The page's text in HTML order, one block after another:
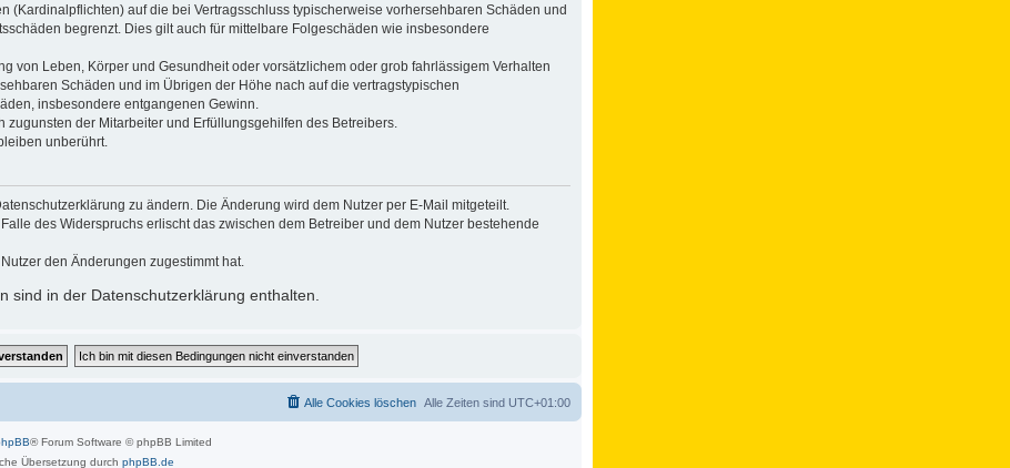
(Kardinalpflichten) auf die bei Vertragsschluss typischerweise vorhersehbaren Schäden und
begrenzt. Dies gilt auch für mittelbare Folgeschäden wie insbesondere
von Leben, Körper und Gesundheit oder vorsätzlichem oder grob fahrlässigem Verhalten
Schäden und im Übrigen der Höhe nach auf die vertragstypischen
insbesondere entgangenen Gewinn.
der Mitarbeiter und Erfüllungsgehilfen des Betreibers.
unberührt.
zu ändern. Die Änderung wird dem Nutzer per E-Mail mitgeteilt.
des Widerspruchs erlischt das zwischen dem Betreiber und dem Nutzer bestehende
den Änderungen zugestimmt hat.
sind in der Datenschutzerklärung enthalten.
Alle Zeiten sind UTC+01:00
Alle Cookies löschen
® Forum Software © phpBB Limited
Übersetzung durch phpBB.de